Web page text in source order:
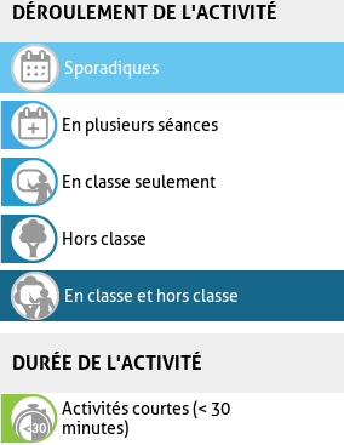
DÉROULEMENT DE L'ACTIVITÉ
Sporadiques
En plusieurs séances
En classe seulement
Hors classe
En classe et hors classe
DURÉE DE L'ACTIVITÉ
Activités courtes (< 30
minutes)